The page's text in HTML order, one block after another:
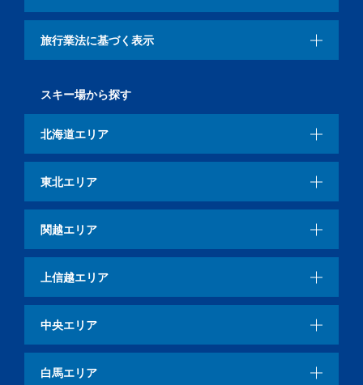
旅行業法に基づく表示
スキー場から探す
北海道エリア
東北エリア
関越エリア
上信越エリア
中央エリア
白馬エリア